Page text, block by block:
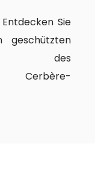
Sie
geschützten
des
Cerbère-